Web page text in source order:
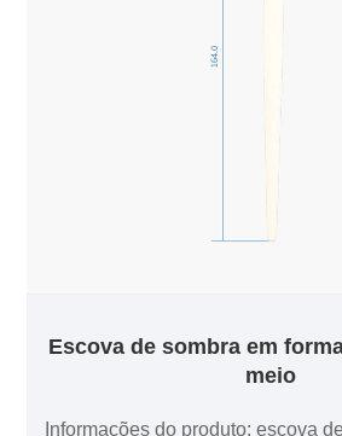
Escova de sombra em
meio
Informações do produto: escova